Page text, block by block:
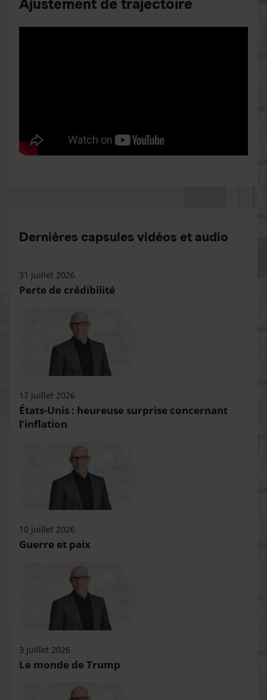
Ajustement de trajectoire
Dernières capsules vidéos et audio
31 juillet 2026
Perte de crédibilité
17 juillet 2026
États-Unis : heureuse surprise concernant
l’inflation
10 juillet 2026
Guerre et paix
3 juillet 2026
Le monde de Trump